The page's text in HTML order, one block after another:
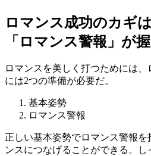
ロマンス成功のカギ
「ロマンス警報」が握
ロマンスを美しく打つためには
には2つの準備が必要だ。
基本姿勢
ロマンス警報
正しい基本姿勢でロマンス警報
ンスにつなげることができる。